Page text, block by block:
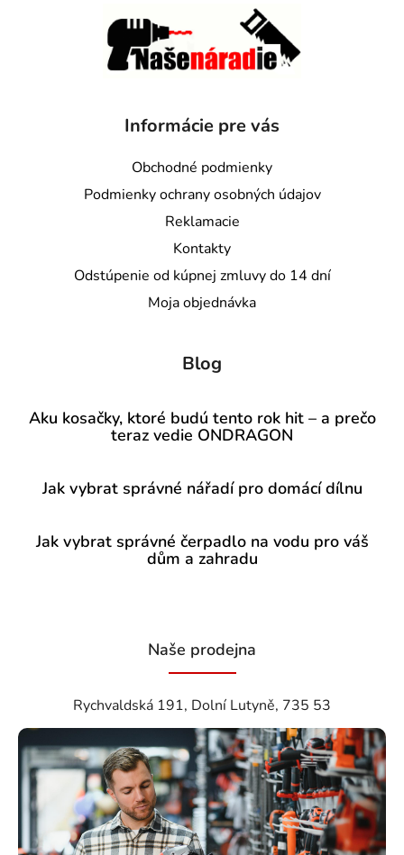
Informácie pre vás
Obchodné podmienky
Podmienky ochrany osobných údajov
Reklamacie
Kontakty
Odstúpenie od kúpnej zmluvy do 14 dní
Moja objednávka
Blog
Aku kosačky, ktoré budú tento rok hit – a prečo
teraz vedie ONDRAGON
Jak vybrat správné nářadí pro domácí dílnu
Jak vybrat správné čerpadlo na vodu pro váš
dům a zahradu
Naše prodejna
Rychvaldská 191, Dolní Lutyně, 735 53